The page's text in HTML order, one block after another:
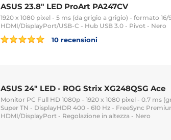
ASUS 23.8" LED ProArt PA247CV
1920 x 1080 pixel - 5 ms (da grigio a grigio) - formato 16/
HDMI/DisplayPort/USB-C - Hub USB 3.0 - Pivot - Nero
10 recensioni
ASUS 24" LED - ROG Strix XG248QSG Ace
Monitor PC Full HD 1080p - 1920 x 1080 pixel - 0.7 ms
Super TN - DisplayHDR 400 - 610 Hz - FreeSync
HDMI/DisplayPort - Regolazione in altezza - Nero